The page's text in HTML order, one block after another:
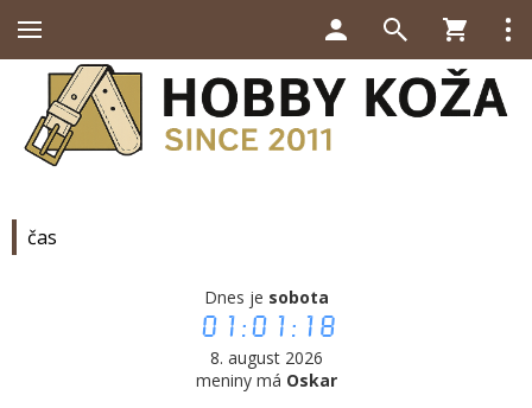
čas
Dnes je sobota
01:01:18
8. august 2026
meniny má Oskar